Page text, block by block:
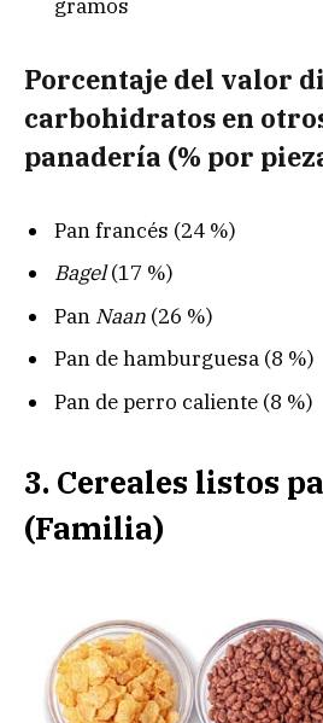
gramos
Porcentaje del valor
carbohidratos en
panadería (% por
Pan francés (24 %)
Bagel(17 %)
Pan Naan (26 %)
Pan de hamburguesa (8 %)
Pan de perro caliente (8 %)
3. Cereales listos
(Familia)